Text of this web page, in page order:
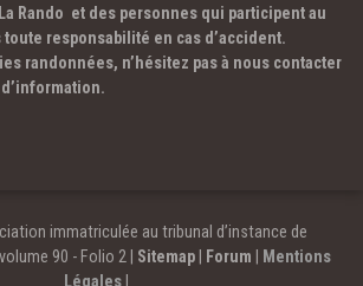
Rando et des personnes qui participent au
responsabilité en cas d’accident.
randonnées, n’hésitez pas à nous contacter
immatriculée au tribunal d’instance de
90 - Folio 2 | Sitemap| Forum
Mentions
Légales